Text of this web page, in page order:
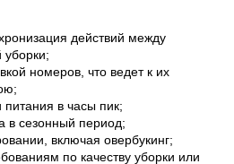
действий между
номеров, что ведет к их
питания в часы пик;
в сезонный период;
включая овербукинг;
по качеству уборки или